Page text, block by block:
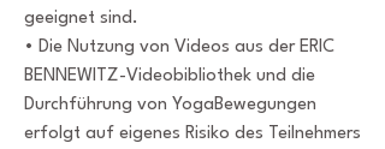
geeignet sind.
• Die Nutzung von Videos aus der ERIC
BENNEWITZ-Videobibliothek und die
Durchführung von YogaBewegungen
erfolgt auf eigenes Risiko des Teilnehmers